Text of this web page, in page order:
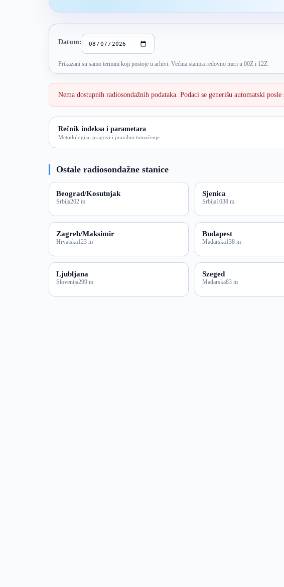
Izbor termina sondaže
Datum:
Prikazani su samo termini koji postoje u arhivi. Većina stanica redovno meri u 00Z i 12Z.
Nema dostupnih radiosondažnih podataka. Podaci se generišu automatski
Rečnik indeksa i parametara
Metodologija, pragovi i pravilno tumačenje
Ostale radiosondažne stanice
Beograd/Kosutnjak
Srbija202 m
Sjenica
Srbija1038 m
Zagreb/Maksimir
Hrvatska123 m
Budapest
Mađarska138 m
Ljubljana
Slovenija299 m
Szeged
Mađarska83 m